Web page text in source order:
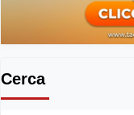
Cerca